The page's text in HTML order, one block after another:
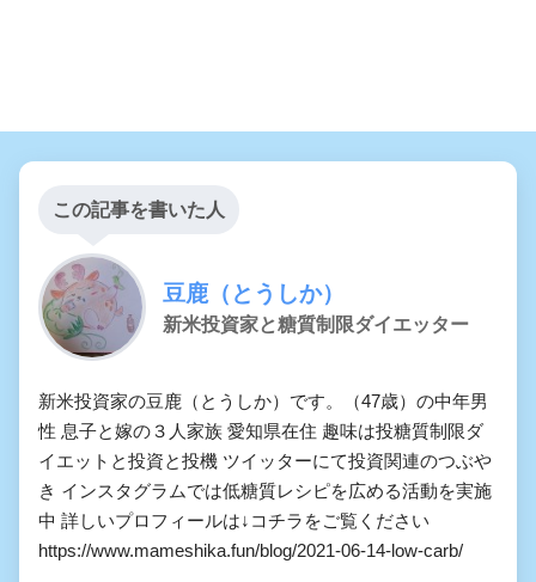
この記事を書いた人
豆鹿（とうしか）
新米投資家と糖質制限ダイエッター
新米投資家の豆鹿（とうしか）です。（47歳）の中年男
性 息子と嫁の３人家族 愛知県在住 趣味は投糖質制限ダ
イエットと投資と投機 ツイッターにて投資関連のつぶや
き インスタグラムでは低糖質レシピを広める活動を実施
中 詳しいプロフィールは↓コチラをご覧ください
https://www.mameshika.fun/blog/2021-06-14-low-carb/